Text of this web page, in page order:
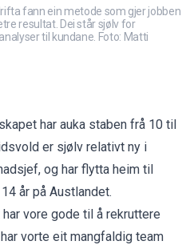
fann ein metode som gjer jobben
resultat. Dei står sjølv for
til kundane. Foto: Matti
har auka staben frå 10 til
er sjølv relativt ny i
og har flytta heim til
år på Austlandet.
vore gode til å rekruttere
vorte eit mangfaldig team